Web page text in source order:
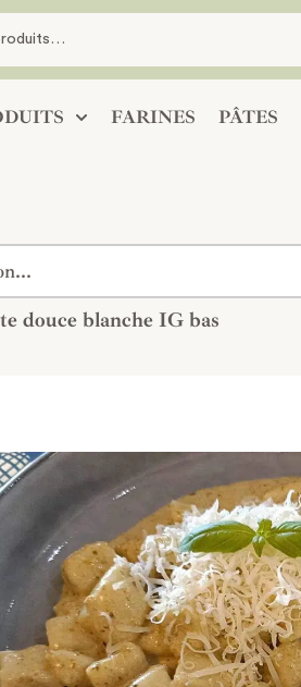
FARINES PÂTES
douce blanche IG bas